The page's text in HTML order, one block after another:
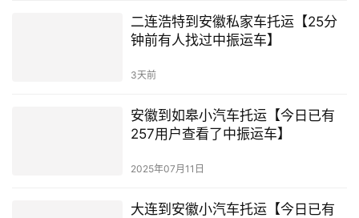
二连浩特到安徽私家车托运【25分
钟前有人找过中振运车】
3天前
安徽到如皋小汽车托运【今日已有
257用户查看了中振运车】
2025年07月11日
大连到安徽小汽车托运【今日已有